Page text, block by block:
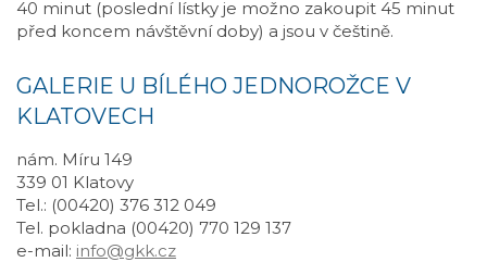
40 minut (poslední lístky je možno zakoupit 45 minut
před koncem návštěvní doby) a jsou v češtině.
GALERIE U BÍLÉHO JEDNOROŽCE V
KLATOVECH
nám. Míru 149
339 01 Klatovy
Tel.: (00420) 376 312 049
Tel. pokladna (00420) 770 129 137
e-mail: info@gkk.cz